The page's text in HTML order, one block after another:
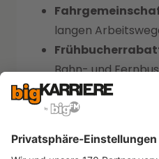
langen
Bahn- und
Second-Hand
nachhaltig und
basteln oder